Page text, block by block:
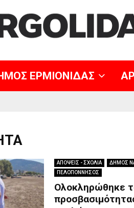
ΕΡΜΙΟΝΙΔΑΣ
ΑΠΟΨΕΙΣ - ΣΧΟΛΙΑ ΔΗΜΟΣ
ΠΕΛΟΠΟΝΝΗΣΟΣ
Ολοκληρώθηκε